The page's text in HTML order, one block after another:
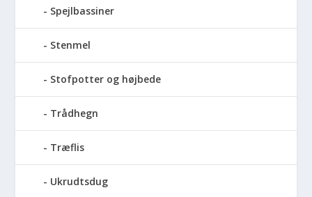
Spejlbassiner
Stenmel
Stofpotter og højbede
Trådhegn
Træflis
Ukrudtsdug